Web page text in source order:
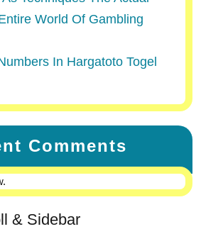
World Of Gambling
In Hargatoto Togel
Comments
& Sidebar